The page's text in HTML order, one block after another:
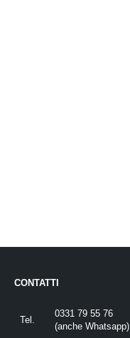
CONTATTI
Tel.
0331 79 55 76
(anche Whatsapp)